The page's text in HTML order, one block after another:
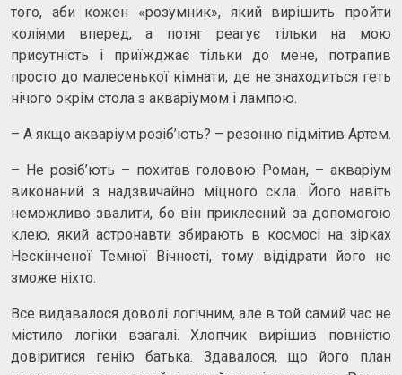
того, аби кожен «розумник», який вирішить пройти
коліями вперед, а потяг реагує тільки на мою
присутність і приїжджає тільки до мене, потрапив
просто до малесенької кімнати, де не знаходиться геть
нічого окрім стола з акваріумом і лампою.
– А якщо акваріум розіб’ють? – резонно підмітив Артем.
– Не розіб’ють – похитав головою Роман, – акваріум
виконаний з надзвичайно міцного скла. Його навіть
неможливо звалити, бо він приклеєний за допомогою
клею, який астронавти збирають в космосі на зірках
Нескінченої Темної Вічності, тому відідрати його не
зможе ніхто.
Все видавалося доволі логічним, але в той самий час не
містило логіки взагалі. Хлопчик вирішив повністю
довіритися генію батька. Здавалося, що його план